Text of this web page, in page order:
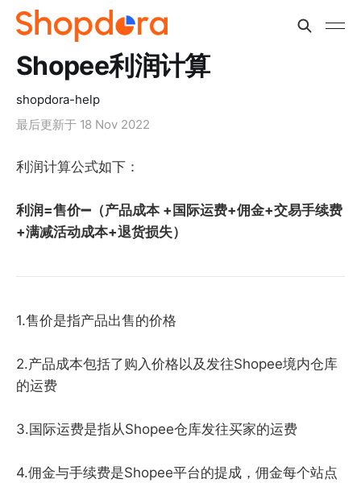
Shopee利润计算
shopdora-help
最后更新于 18 Nov 2022
利润计算公式如下：
利润=售价➖（产品成本 +国际运费+佣金+交易手续费
+满减活动成本+退货损失）
1.售价是指产品出售的价格
2.产品成本包括了购入价格以及发往Shopee境内仓库
的运费
3.国际运费是指从Shopee仓库发往买家的运费
4.佣金与手续费是Shopee平台的提成，佣金每个站点